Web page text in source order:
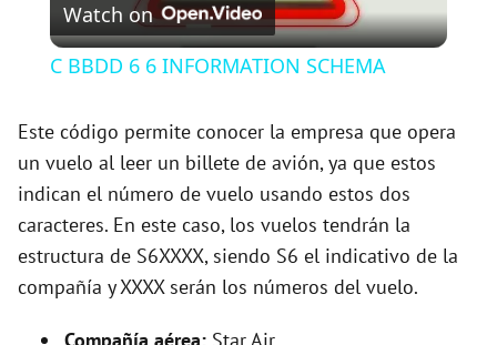
l
y
V
i
Watch on
C BBDD 6 6 INFORMATION SCHEMA
Este código permite conocer la empresa que opera
un vuelo al leer un billete de avión, ya que estos
indican el número de vuelo usando estos dos
caracteres. En este caso, los vuelos tendrán la
estructura de S6XXXX, siendo S6 el indicativo de la
compañía y XXXX serán los números del vuelo.